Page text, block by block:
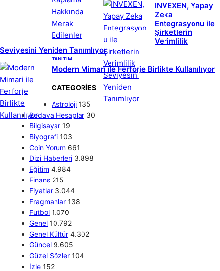
INVEXEN, Yapay
Zeka
Entegrasyonu ile
Şirketlerin
Verimlilik
Seviyesini Yeniden Tanımlıyor
TANITIM
Modern Mimari ile Ferforje Birlikte Kullanılıyor
CATEGORIES
Astroloji 135
Bedava Hesaplar 30
Bilgisayar 19
Biyografi 103
Coin Yorum 661
Dizi Haberleri 3.898
Eğitim 4.984
Finans 215
Fiyatlar 3.044
Fragmanlar 138
Futbol 1.070
Genel 10.792
Genel Kültür 4.302
Güncel 9.605
Güzel Sözler 104
İzle 152